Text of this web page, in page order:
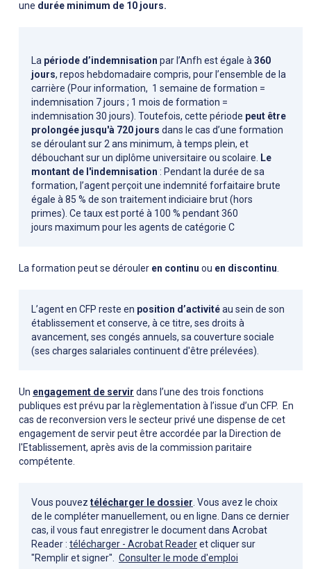
une durée minimum de 10 jours.
La période d’indemnisation par l’Anfh est égale à360
jours, repos hebdomadaire compris, pour l’ensemble de la
carrière (Pour information, 1 semaine de formation =
indemnisation 7 jours ; 1 mois de formation =
indemnisation 30 jours). Toutefois, cette période peut être
prolongée jusqu'à 720 jours dans le cas d’une formation
se déroulant sur 2 ans minimum, à temps plein, et
débouchant sur un diplôme universitaire ou scolaire. Le
montant de l'indemnisation : Pendant la durée de sa
formation, l’agent perçoit une indemnité forfaitaire brute
égale à 85 % de son traitement indiciaire brut (hors
primes). Ce taux est porté à 100 % pendant 360
jours maximum pour les agents de catégorie C
La formation peut se dérouler en continu ou en discontinu.
L’agent en CFP reste en position d’activitéau sein de son
établissement et conserve, à ce titre, ses droits à
avancement, ses congés annuels, sa couverture sociale
(ses charges salariales continuent d'être prélevées).
Un engagement de servir dans l’une des trois fonctions
publiques est prévu par la règlementation à l’issue d’un CFP. En
cas de reconversion vers le secteur privé une dispense de cet
engagement de servir peut être accordée par la Direction de
l'Etablissement, après avis de la commission paritaire
compétente.
Vous pouvez télécharger le dossier. Vous avez le choix
de le compléter manuellement, ou en ligne. Dans ce dernier
cas, il vous faut enregistrer le document dans Acrobat
Reader : télécharger - Acrobat Readeret cliquer sur
"Remplir et signer". Consulter le mode d'emploi